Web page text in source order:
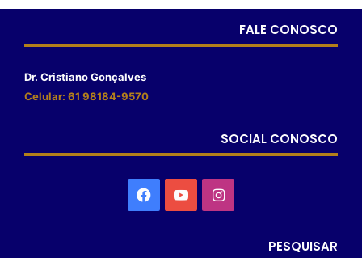
FALE CONOSCO
Dr. Cristiano Gonçalves
Celular: 61 98184-9570
SOCIAL CONOSCO
PESQUISAR